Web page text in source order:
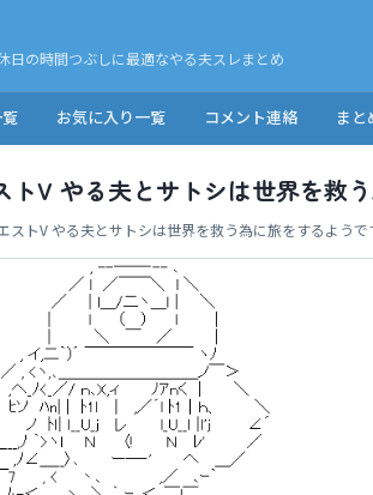
日の時間つぶしに最適なやる夫スレまとめ
お気に入り一覧 コメント連絡 まと
トV やる夫とサトシは世界を
ストV やる夫とサトシは世界を救う為に旅をするようで